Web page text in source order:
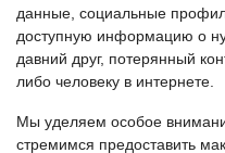
данные, социальные
доступную информацию о
давний друг, потерянный
либо человеку в интернете.
Мы уделяем особое
стремимся предоставить